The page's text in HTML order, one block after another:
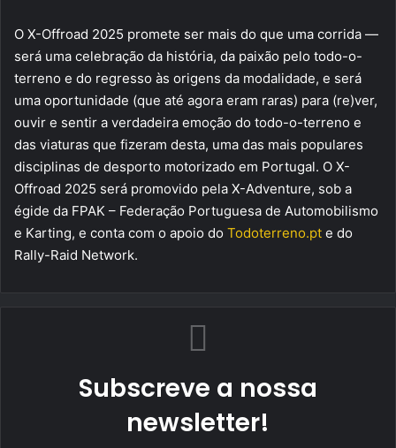
O X-Offroad 2025 promete ser mais do que uma corrida —
será uma celebração da história, da paixão pelo todo-o-
terreno e do regresso às origens da modalidade, e será
uma oportunidade (que até agora eram raras) para (re)ver,
ouvir e sentir a verdadeira emoção do todo-o-terreno e
das viaturas que fizeram desta, uma das mais populares
disciplinas de desporto motorizado em Portugal. O X-
Offroad 2025 será promovido pela X-Adventure, sob a
égide da FPAK – Federação Portuguesa de Automobilismo
e Karting, e conta com o apoio do Todoterreno.pt e do
Rally-Raid Network.
Subscreve a nossa
newsletter!